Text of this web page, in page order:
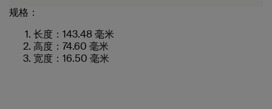
规格：
长度：143.48 毫米
高度：74.60 毫米
宽度：16.50 毫米